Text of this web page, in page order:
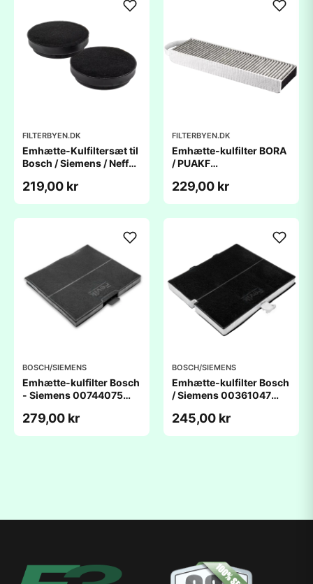
FILTERBYEN.DK
Emhætte-Kulfiltersæt til
Bosch / Siemens / NeffÂ
219,00 kr
FILTERBYEN.DK
Emhætte-kulfilter BORA
/ PUAKF
kompatibelt
229,00 kr
BOSCH/SIEMENS
Emhætte-kulfilter Bosch
- Siemens 00744075
kompatibelt
279,00 kr
BOSCH/SIEMENS
Emhætte-kulfilter Bosch
/ Siemens 00361047
kompatibelt
245,00 kr